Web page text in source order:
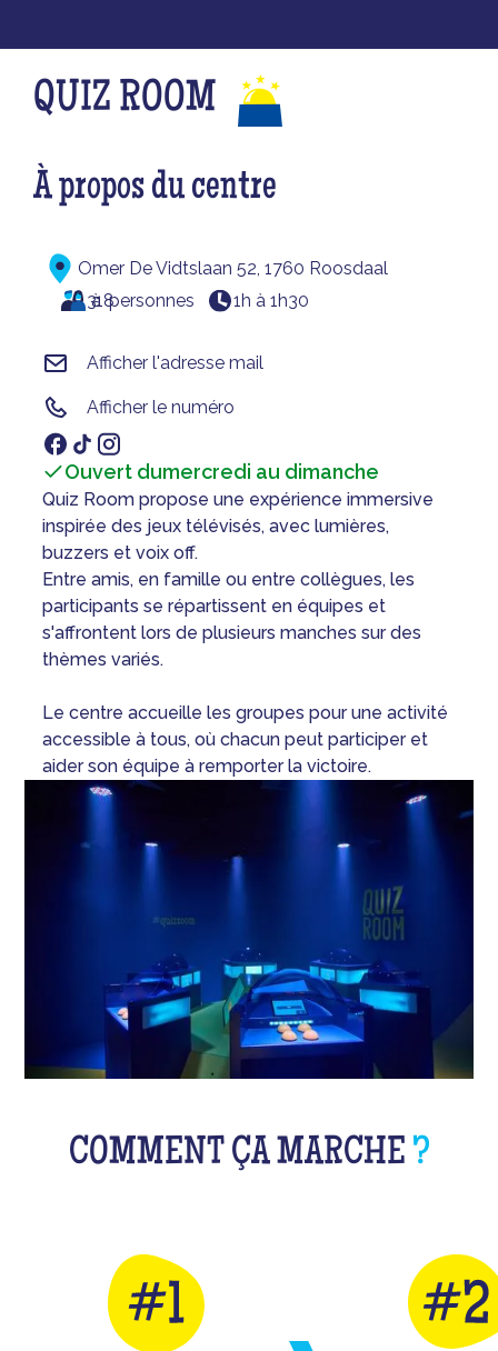
QUIZ ROOM
À propos du centre
Omer De Vidtslaan 52, 1760 Roosdaal
3à18personnes 1h à 1h30
Afficher l'adresse mail
Afficher le numéro
Ouvert dumercredi au dimanche
Quiz Room propose une expérience immersive
inspirée des jeux télévisés, avec lumières,
buzzers et voix off.
Entre amis, en famille ou entre collègues, les
participants se répartissent en équipes et
s'affrontent lors de plusieurs manches sur des
thèmes variés.
Le centre accueille les groupes pour une activité
accessible à tous, où chacun peut participer et
aider son équipe à remporter la victoire.
COMMENT ÇA MARCHE ?